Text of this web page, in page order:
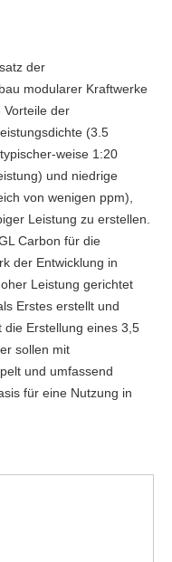
der
modularer Kraftwerke
Vorteile der
(3.5
weise 1:20
und niedrige
von wenigen ppm),
Leistung zu erstellen.
Carbon für die
der Entwicklung in
Leistung gerichtet
Erstes erstellt und
die Erstellung eines 3,5
sollen mit
und umfassend
für eine Nutzung in